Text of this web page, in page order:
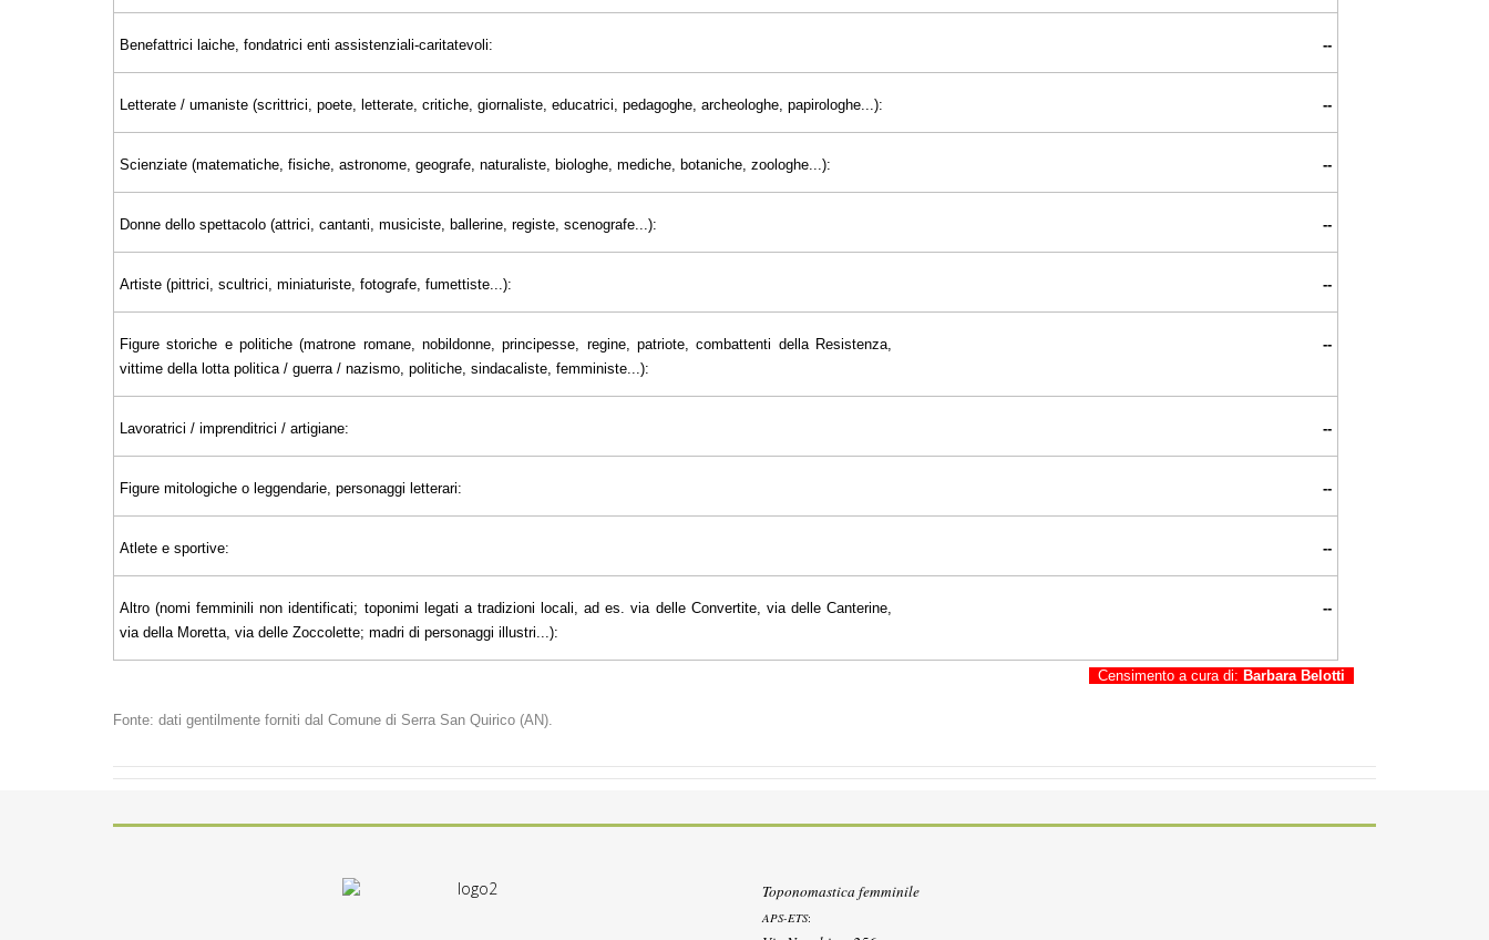
Benefattrici laiche, fondatrici enti assistenziali-caritatevoli: --
Letterate / umaniste (scrittrici, poete, letterate, critiche, giornaliste, educatrici, pedagoghe, archeologhe, papirologhe...): --
Scienziate (matematiche, fisiche, astronome, geografe, naturaliste, biologhe, mediche, botaniche, zoologhe...): --
Donne dello spettacolo (attrici, cantanti, musiciste, ballerine, registe, scenografe...): --
Artiste (pittrici, scultrici, miniaturiste, fotografe, fumettiste...): --
Figure storiche e politiche (matrone romane, nobildonne, principesse, regine, patriote, combattenti della Resistenza,
vittime della lotta politica / guerra / nazismo, politiche, sindacaliste, femministe...):
--
Lavoratrici / imprenditrici / artigiane: --
Figure mitologiche o leggendarie, personaggi letterari: --
Atlete e sportive: --
Altro (nomi femminili non identificati; toponimi legati a tradizioni locali, ad es. via delle Convertite, via delle Canterine,
via della Moretta, via delle Zoccolette; madri di personaggi illustri...):
--
Censimento a cura di: Barbara Belotti
Fonte: dati gentilmente forniti dal Comune di Serra San Quirico (AN).
Toponomastica femminile
APS-ETS: